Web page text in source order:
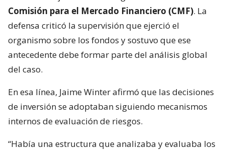
Comisión para el Mercado Financiero (CMF). La
defensa criticó la supervisión que ejerció el
organismo sobre los fondos y sostuvo que ese
antecedente debe formar parte del análisis global
del caso.
En esa línea, Jaime Winter afirmó que las decisiones
de inversión se adoptaban siguiendo mecanismos
internos de evaluación de riesgos.
“Había una estructura que analizaba y evaluaba los